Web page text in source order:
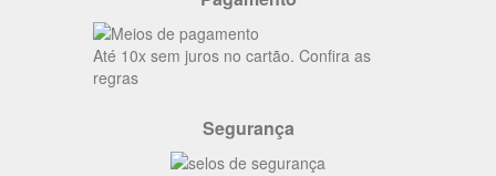
Siga nosso canal no Whatsapp
Até 10x sem juros no cartão. Confira as
regras
Segurança